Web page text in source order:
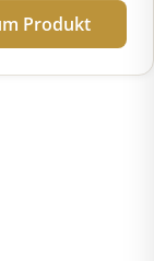
Produkt